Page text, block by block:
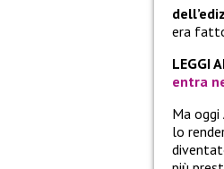
era
LEGGI
entra
Ma oggi
lo